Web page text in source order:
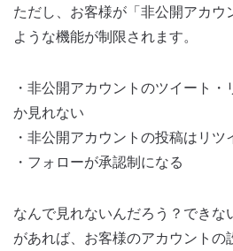
ただし、お客様が「非公開アカウ
ような機能が制限されます。
・非公開アカウントのツイート
か見れない
・非公開アカウントの投稿はリツ
・フォローが承認制になる
なんで見れないんだろう？できな
があれば、お客様のアカウントの